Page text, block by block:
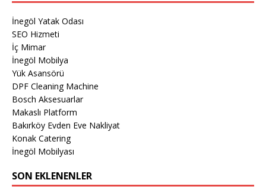
İnegöl Yatak Odası
SEO Hizmeti
İç Mimar
İnegöl Mobilya
Yük Asansörü
DPF Cleaning Machine
Bosch Aksesuarlar
Makaslı Platform
Bakırköy Evden Eve Nakliyat
Konak Catering
İnegöl Mobilyası
SON EKLENENLER